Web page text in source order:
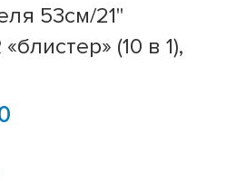
53см/21''
(10 в 1),